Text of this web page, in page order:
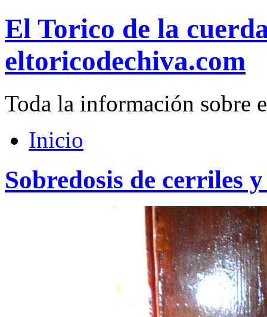
El Torico de la
eltoricodechiva.com
Toda la información sobre
Inicio
Sobredosis de cerriles